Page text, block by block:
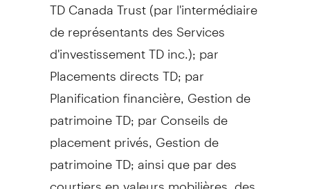
de représentants des Services
d'investissement TD inc.); par
Placements directs TD; par
Planification financière,Gestion de
patrimoine TD; par Conseils de
placement privés, Gestion de
patrimoine TD; ainsi que par des
courtiers en valeurs mobilières, des